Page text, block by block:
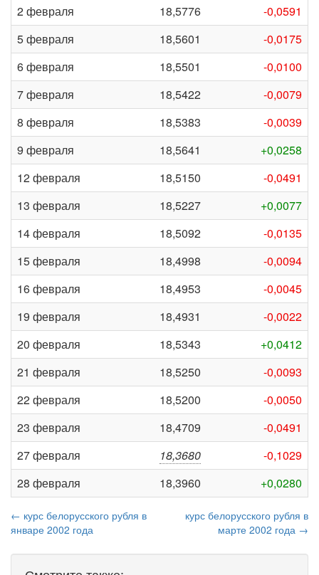
2 февраля
18,5776
-0,0591
5 февраля
18,5601
-0,0175
6 февраля
18,5501
-0,0100
7 февраля
18,5422
-0,0079
8 февраля
18,5383
-0,0039
9 февраля
18,5641
+0,0258
12 февраля
18,5150
-0,0491
13 февраля
18,5227
+0,0077
14 февраля
18,5092
-0,0135
15 февраля
18,4998
-0,0094
16 февраля
18,4953
-0,0045
19 февраля
18,4931
-0,0022
20 февраля
18,5343
+0,0412
21 февраля
18,5250
-0,0093
22 февраля
18,5200
-0,0050
23 февраля
18,4709
-0,0491
27 февраля
18,3680
-0,1029
28 февраля
18,3960 +0,0280
← курс белорусского рубля в
январе 2002 года
курс белорусского рубля в
марте 2002 года →